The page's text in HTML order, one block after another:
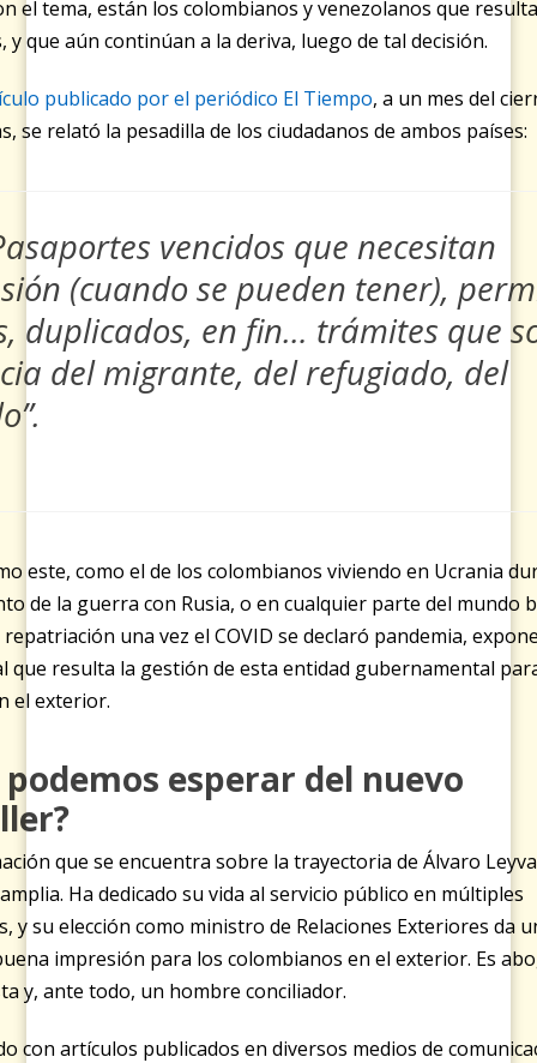
el tema, están los colombianos y venezolanos que
y que aún continúan a la deriva, luego de tal decisión.
publicado por el periódico El Tiempo, a un mes del
se relató la pesadilla de los ciudadanos de ambos países:
vencidos que necesitan
(cuando se pueden tener),
duplicados, en fin… trámites que
del migrante, del refugiado, del
este, como el de los colombianos viviendo en Ucrania
de la guerra con Rusia, o en cualquier parte del mundo
una vez el COVID se declaró pandemia,
que resulta la gestión de esta entidad gubernamental
el exterior.
podemos esperar del nuevo
que se encuentra sobre la trayectoria de Álvaro
Ha dedicado su vida al servicio público en múltiples
y su elección como ministro de Relaciones Exteriores da
impresión para los colombianos en el exterior. Es
y, ante todo, un hombre conciliador.
con artículos publicados en diversos medios de